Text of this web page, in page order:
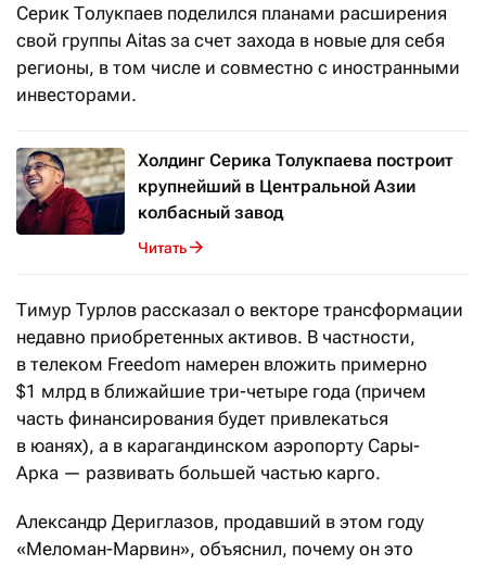
Серик Толукпаев поделился планами расширения
свой группы Aitas за счет захода в новые для себя
регионы, в том числе и совместно с иностранными
инвесторами.
Холдинг Серика Толукпаева построит
крупнейший в Центральной Азии
колбасный завод
Читать
Тимур Турлов рассказал о векторе трансформации
недавно приобретенных активов. В частности,
в телеком Freedom намерен вложить примерно
$1 млрд в ближайшие три-четыре года (причем
часть финансирования будет привлекаться
в юанях), а в карагандинском аэропорту Сары-
Арка — развивать большей частью карго.
Александр Дериглазов, продавший в этом году
«Меломан-Марвин», объяснил, почему он это